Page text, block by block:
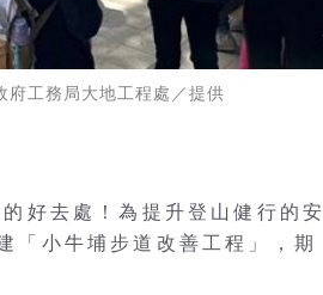
工務局大地工程處／提供
好去處！為提升登山健行的安
「小牛埔步道改善工程」，期